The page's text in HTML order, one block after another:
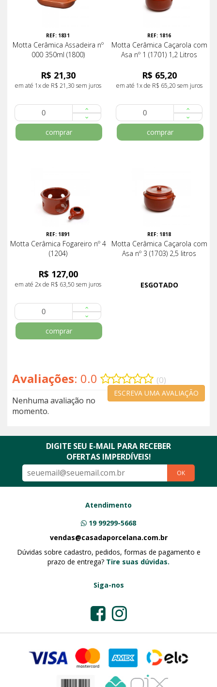
REF: 1831
Motta Cerâmica Assadeira nº
000 350ml (1800)
R$ 21,30
em até 1x de R$ 21,30 sem juros
comprar
REF: 1816
Motta Cerâmica Caçarola com
Asa nº 1 (1701) 1,2 Litros
R$ 65,20
em até 1x de R$ 65,20 sem juros
comprar
REF: 1891
Motta Cerâmica Fogareiro nº 4
(1204)
R$ 127,00
em até 2x de R$ 63,50 sem juros
comprar
REF: 1818
Motta Cerâmica Caçarola com
Asa nº 3 (1703) 2,5 litros
ESGOTADO
Avaliações: 0.0 (0)
ESCREVA UMA AVALIAÇÃO
Nenhuma avaliação no
momento.
DIGITE SEU E-MAIL PARA RECEBER
OFERTAS IMPERDÍVEIS!
OK
Atendimento
19 99299-5668
vendas@casadaporcelana.com.br
Dúvidas sobre cadastro, pedidos, formas de pagamento e
prazo de entrega? Tire suas dúvidas.
Siga-nos